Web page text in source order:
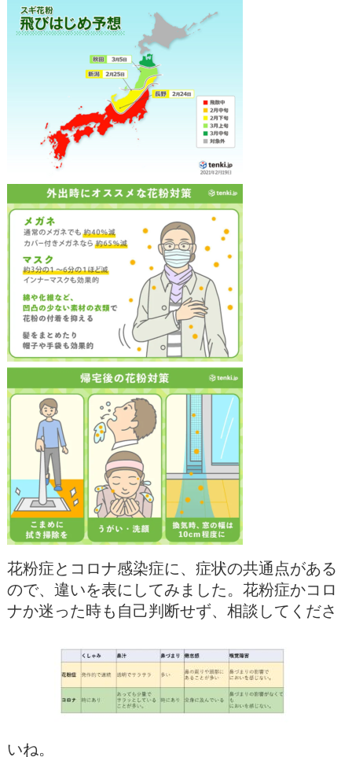
花粉症とコロナ感染症に、症状の共通点がある
ので、違いを表にしてみました。花粉症かコロ
ナか迷った時も自己判断せず、相談してくださ
いね。